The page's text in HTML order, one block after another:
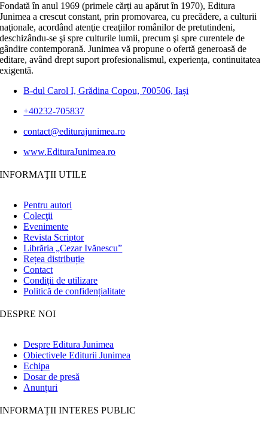
Fondată în anul 1969 (primele cărți au apărut în 1970), Editura
Junimea a crescut constant, prin promovarea, cu precădere, a culturii
naţionale, acordând atenţie creaţiilor românilor de pretutindeni,
deschizându-se şi spre culturile lumii, precum şi spre curentele de
gândire contemporană. Junimea vă propune o ofertă generoasă de
editare, având drept suport profesionalismul, experiența, continuitatea
exigentă.
B-dul Carol I, Grădina Copou, 700506, Iași
+40232-705837
contact@editurajunimea.ro
www.EdituraJunimea.ro
INFORMAŢII UTILE
Pentru autori
Colecţii
Evenimente
Revista Scriptor
Librăria „Cezar Ivănescu”
Rețea distribuție
Contact
Condiţii de utilizare
Politică de confidențialitate
DESPRE NOI
Despre Editura Junimea
Obiectivele Editurii Junimea
Echipa
Dosar de presă
Anunţuri
INFORMAȚII INTERES PUBLIC